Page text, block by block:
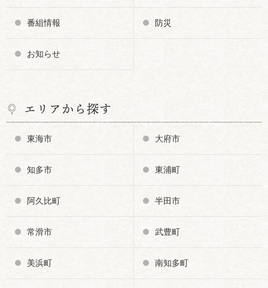
番組情報 防災
お知らせ
エリアから探す
東海市 大府市
知多市 東浦町
阿久比町 半田市
常滑市 武豊町
美浜町 南知多町